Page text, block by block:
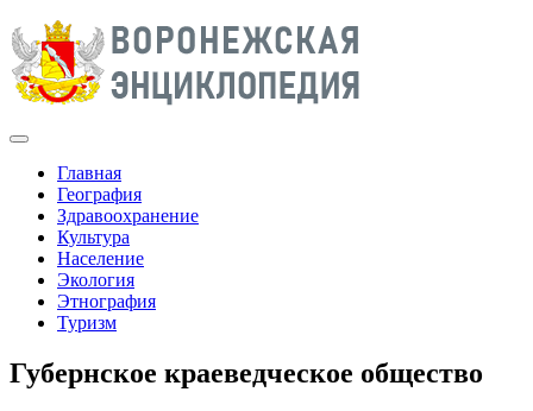
Главная
География
Здравоохранение
Культура
Население
Экология
Этнография
Туризм
Губернское краеведческое общество